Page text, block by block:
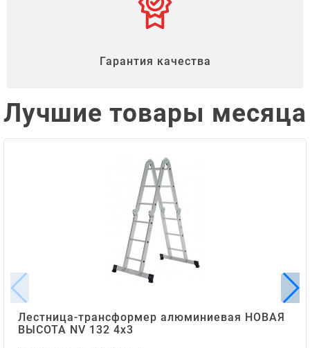
Гарантия качества
Лучшие товары месяца
Лестница-трансформер алюминиевая НОВАЯ
ВЫСОТА NV 132 4х3